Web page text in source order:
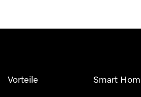
Vorteile Smart